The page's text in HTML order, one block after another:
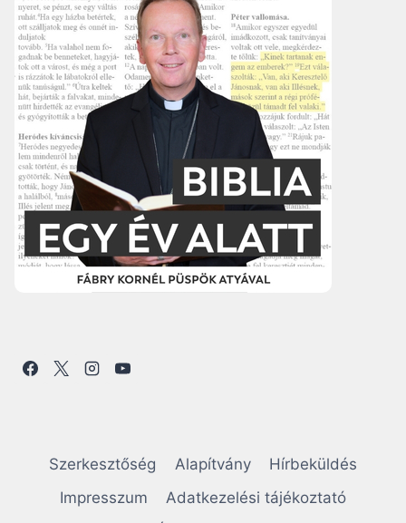
Szerkesztőség Alapítvány
Hírbeküldés
Impresszum
Adatkezelési tájékoztató